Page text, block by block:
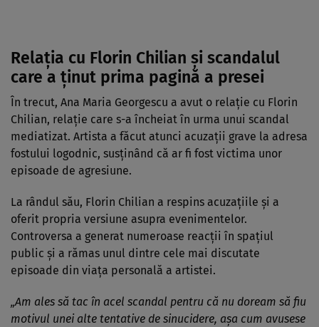
Relația cu Florin Chilian și scandalul
care a ținut prima pagină a presei
În trecut, Ana Maria Georgescu a avut o relație cu Florin
Chilian, relație care s-a încheiat în urma unui scandal
mediatizat. Artista a făcut atunci acuzații grave la adresa
fostului logodnic, susținând că ar fi fost victima unor
episoade de agresiune.
La rândul său, Florin Chilian a respins acuzațiile și a
oferit propria versiune asupra evenimentelor.
Controversa a generat numeroase reacții în spațiul
public și a rămas unul dintre cele mai discutate
episoade din viața personală a artistei.
„Am ales să tac în acel scandal pentru că nu doream să fiu
motivul unei alte tentative de sinucidere, așa cum avusese